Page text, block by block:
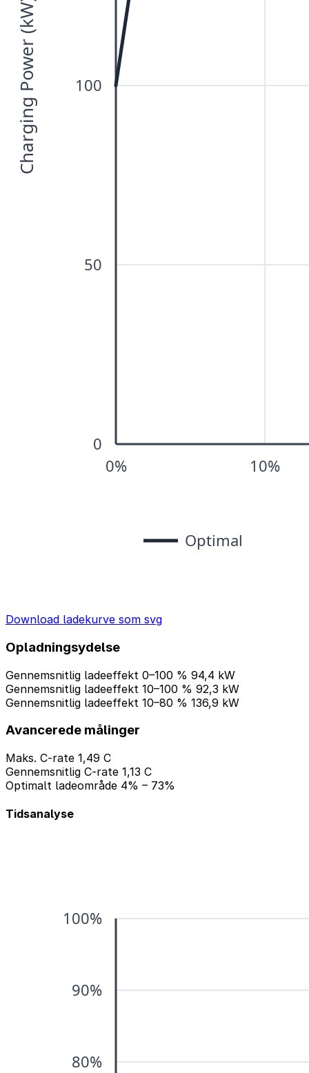
Download ladekurve som svg
Opladningsydelse
Gennemsnitlig ladeeffekt 0–100 % 94,4 kW
Gennemsnitlig ladeeffekt 10–100 % 92,3 kW
Gennemsnitlig ladeeffekt 10–80 % 136,9 kW
Avancerede målinger
Maks. C-rate 1,49 C
Gennemsnitlig C-rate 1,13 C
Optimalt ladeområde 4% – 73%
Tidsanalyse